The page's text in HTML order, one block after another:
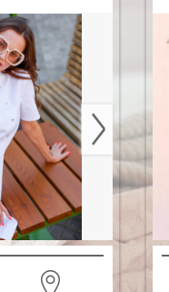
עיסוי מפנק